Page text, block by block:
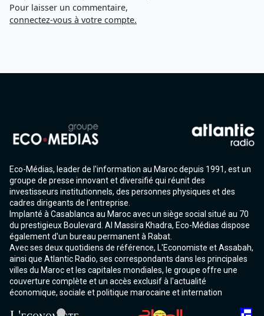
Pour laisser un commentaire,
connectez-vous à votre compte.
Eco-Médias, leader de l'information au Maroc depuis 1991, est un
groupe de presse innovant et diversifié qui réunit des
investisseurs institutionnels, des personnes physiques et des
cadres dirigeants de l'entreprise.
Implanté à Casablanca au Maroc avec un siège social situé au 70
du prestigieux Boulevard. Al Massira Khadra, Eco-Médias dispose
également d'un bureau permanent à Rabat.
Avec ses deux quotidiens de référence, L'Economiste et Assabah,
ainsi que Atlantic Radio, ses correspondants dans les principales
villes du Maroc et les capitales mondiales, le groupe offre une
couverture complète et un accès exclusif à l'actualité
économique, sociale et politique marocaine et internation